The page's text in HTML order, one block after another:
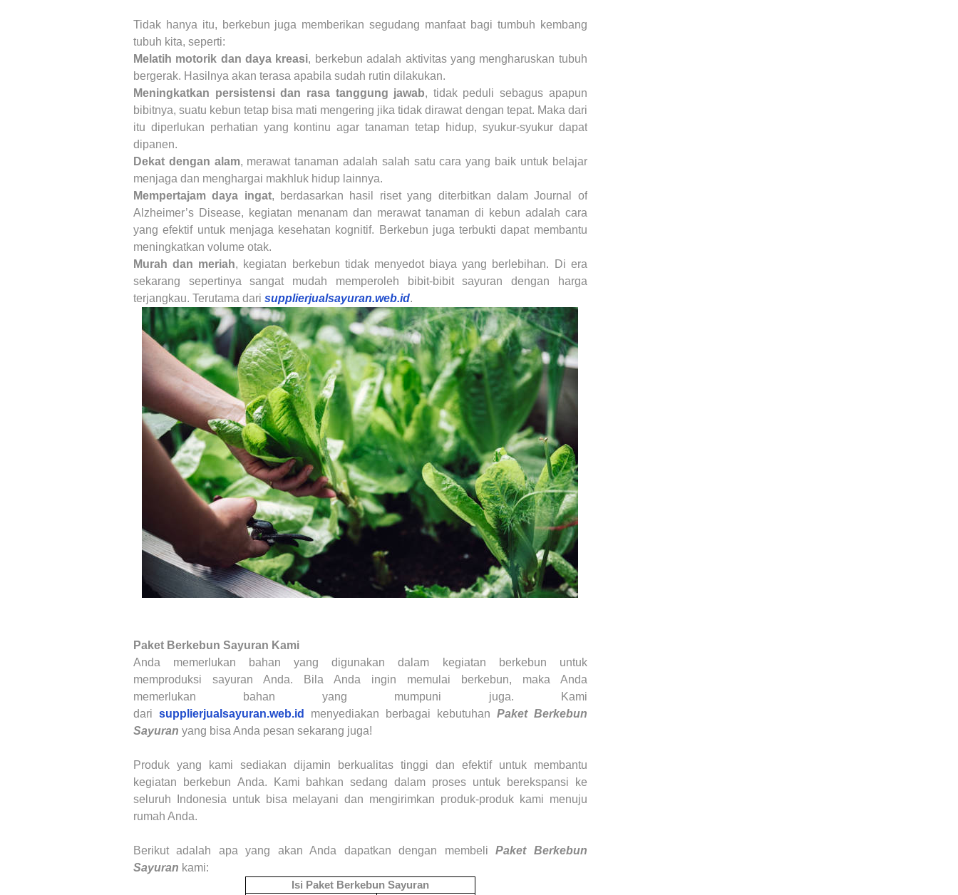
Tidak hanya itu, berkebun juga memberikan segudang manfaat bagi tumbuh kembang
tubuh kita, seperti:
Melatih motorik dan daya kreasi, berkebun adalah aktivitas yang mengharuskan tubuh
bergerak. Hasilnya akan terasa apabila sudah rutin dilakukan.
Meningkatkan persistensi dan rasa tanggung jawab, tidak peduli sebagus apapun
bibitnya, suatu kebun tetap bisa mati mengering jika tidak dirawat dengan tepat. Maka dari
itu diperlukan perhatian yang kontinu agar tanaman tetap hidup, syukur-syukur dapat
dipanen.
Dekat dengan alam, merawat tanaman adalah salah satu cara yang baik untuk belajar
menjaga dan menghargai makhluk hidup lainnya.
Mempertajam daya ingat, berdasarkan hasil riset yang diterbitkan dalam Journal of
Alzheimer’s Disease, kegiatan menanam dan merawat tanaman di kebun adalah cara
yang efektif untuk menjaga kesehatan kognitif. Berkebun juga terbukti dapat membantu
meningkatkan volume otak.
Murah dan meriah, kegiatan berkebun tidak menyedot biaya yang berlebihan. Di era
sekarang sepertinya sangat mudah memperoleh bibit-bibit sayuran dengan harga
terjangkau. Terutama dari supplierjualsayuran.web.id.
Paket Berkebun Sayuran Kami
Anda memerlukan bahanyang digunakan dalam kegiatan berkebun untuk
memproduksi sayuran Anda. Bila Anda ingin memulai berkebun, maka Anda
memerlukan
bahanyang mumpuni juga. Kami
dari supplierjualsayuran.web.id menyediakan berbagai kebutuhan Paket Berkebun
Sayuran yang bisa Anda pesan sekarang juga!
Produk yang kami sediakan dijamin berkualitas tinggi dan efektif untuk membantu
kegiatan
berkebun Anda. Kami bahkan sedang dalam proses untuk berekspansi ke
seluruh Indonesia untuk bisa melayani dan mengirimkan produk-produk kami menuju
rumah Anda.
Berikut adalah apa yang akan Anda dapatkan dengan membeliPaket Berkebun
Sayuran kami:
Isi Paket Berkebun Sayuran